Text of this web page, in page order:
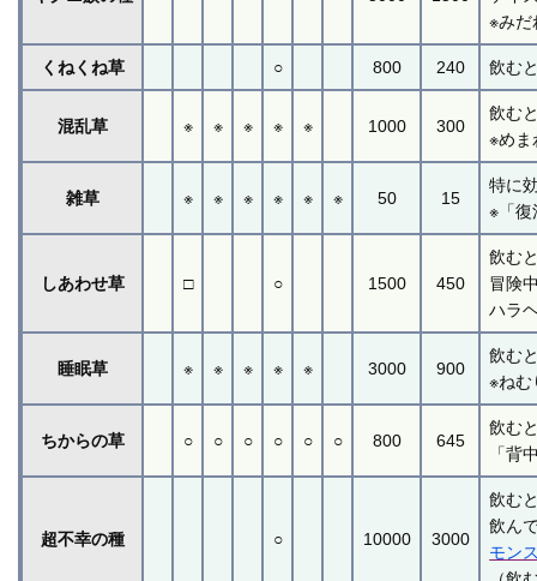
※みだ
くねくね草 ○ 800 240 飲む
混乱草 ※ ※ ※ ※ ※ 1000 300
飲む
※めま
雑草 ※ ※ ※ ※ ※ ※ 50 15
特に
※「復
しあわせ草 □ ○ 1500 450
飲む
冒険
ハラ
睡眠草 ※ ※ ※ ※ ※ 3000 900
飲む
※ねむ
ちからの草 ○ ○ ○ ○ ○ ○ 800 645
飲む
「背
超不幸の種 ○ 10000 3000
飲む
飲ん
モン